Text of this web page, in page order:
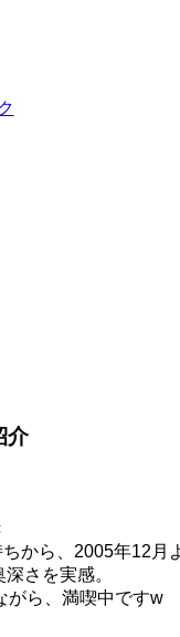
介
から、2005年12月
さを実感。
がら、満喫中ですw